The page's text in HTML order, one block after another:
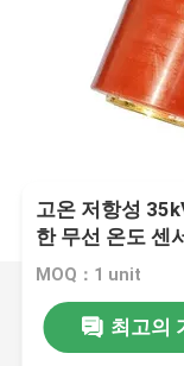
고온 저항성
한 무선 온도 센
MOQ：1 unit
최고의